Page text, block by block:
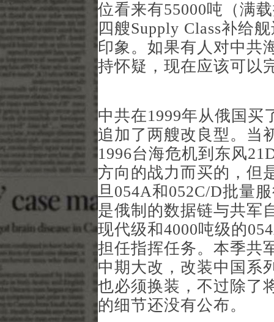
位看来有55000吨（满
四艘Supply Class补给
印象。如果有人对中共
持怀疑，现在应该可以
中共在1999年从俄国买
追加了两艘改良型。当
1996台海危机到东风
方向的战力而买的，但
旦054A和052C/D批量
是俄制的数据链与共军
现代级和4000吨级的
担任指挥任务。本季共
中期大改，改装中国系
也必须换装，不过除了
的细节还没有公布。